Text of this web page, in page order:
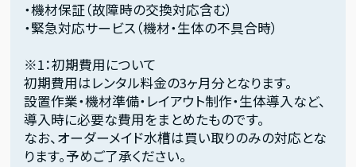
・機材保証（故障時の交換対応含む）
・緊急対応サービス（機材・生体の不具合時）
※1：初期費用について
初期費用はレンタル料金の3ヶ月分となります。
設置作業・機材準備・レイアウト制作・生体導入など、
導入時に必要な費用をまとめたものです。
なお、オーダーメイド水槽は買い取りのみの対応とな
ります。予めご了承ください。